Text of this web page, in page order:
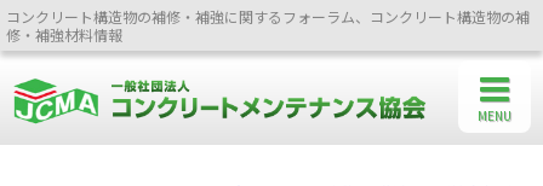
コンクリート構造物の補修・補強に関するフォーラム、コンクリート構造物の補
修・補強材料情報
MENU